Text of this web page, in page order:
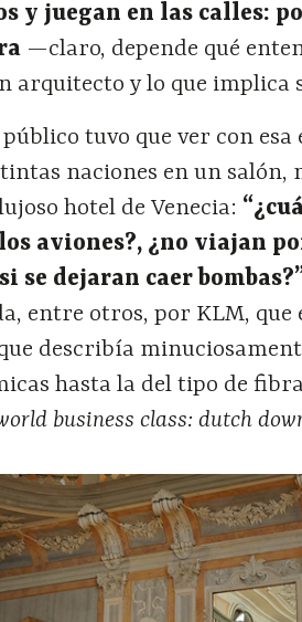
y juegan en las calles:
—claro, depende qué
arquitecto y lo que implica
tuvo que ver con
naciones en un salón,
hotel de Venecia:
aviones?, ¿no viajan
se dejaran caer
entre otros, por KLM, que
describía
hasta la del tipo de
business class: dutch